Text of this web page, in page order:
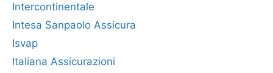
Intercontinentale
Intesa Sanpaolo Assicura
Isvap
Italiana Assicurazioni